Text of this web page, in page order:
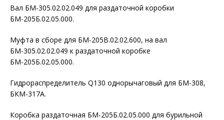
Вал БМ-305.02.02.049 для раздаточной коробки
БМ-205Б.02.05.000.
Муфта в сборе для БМ-205В.02.02.600, на вал
БМ-305.02.02.049 к раздаточной коробке
БМ-205Б.02.05.000.
Гидрораспределитель Q130 однорычаговый для БМ-308,
БКМ-317А.
Коробка раздаточная БМ-205Б.02.05.000 для бурильной